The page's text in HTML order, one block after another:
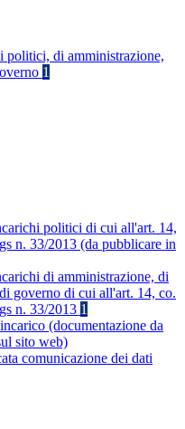
politici, di amministrazione,
1
politici di cui all'art. 14,
n. 33/2013 (da pubblicare in
di amministrazione, di
governo di cui all'art. 14, co.
n. 33/2013 1
(documentazione da
sito web)
comunicazione dei dati